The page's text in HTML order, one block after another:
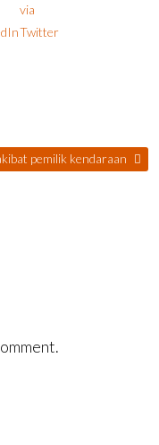
pemilik kendaraan